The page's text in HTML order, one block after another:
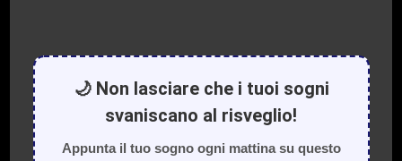
🌙 Non lasciare che i tuoi sogni
svaniscano al risveglio!
Appunta il tuo sogno ogni mattina su questo